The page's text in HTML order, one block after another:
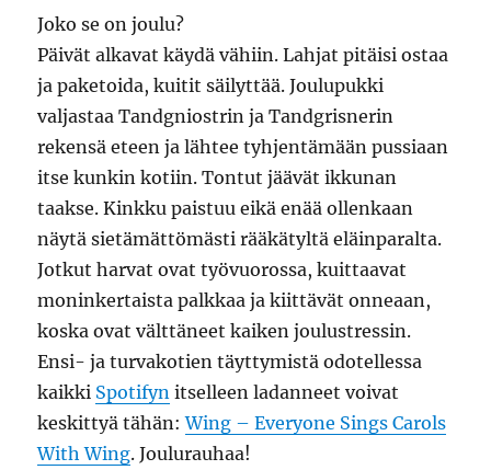
Joko se on joulu?
Päivät alkavat käydä vähiin. Lahjat pitäisi ostaa
ja paketoida, kuitit säilyttää. Joulupukki
valjastaa Tandgniostrin ja Tandgrisnerin
rekensä eteen ja lähtee tyhjentämään pussiaan
itse kunkin kotiin. Tontut jäävät ikkunan
taakse. Kinkku paistuu eikä enää ollenkaan
näytä sietämättömästi rääkätyltä eläinparalta.
Jotkut harvat ovat työvuorossa, kuittaavat
moninkertaista palkkaa ja kiittävät onneaan,
koska ovat välttäneet kaiken joulustressin.
Ensi- ja turvakotien täyttymistä odotellessa
kaikki Spotifyn itselleen ladanneet voivat
keskittyä tähän:Wing – Everyone Sings Carols
With Wing. Joulurauhaa!